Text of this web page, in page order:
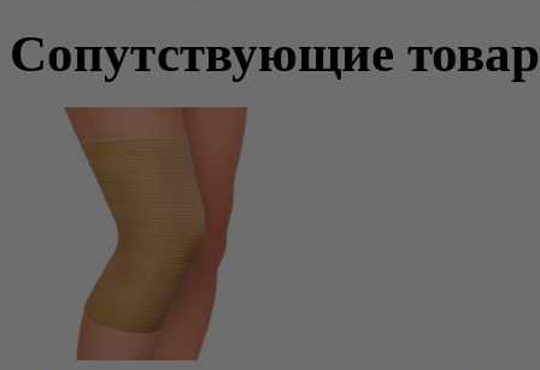
Сопутствующие